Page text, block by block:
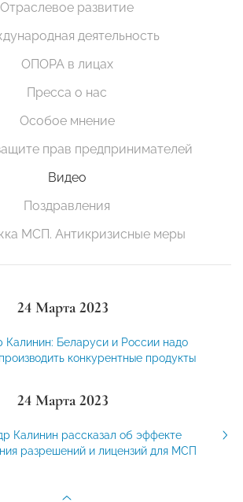
Отраслевое развитие
деятельность
ОПОРА в лицах
Пресса о нас
Особое мнение
прав предпринимателей
Видео
Поздравления
МСП. Антикризисные меры
24 Марта 2023
Калинин: Беларуси и России надо
конкурентные продукты
24 Марта 2023
Калинин рассказал об эффекте
разрешений и лицензий для МСП